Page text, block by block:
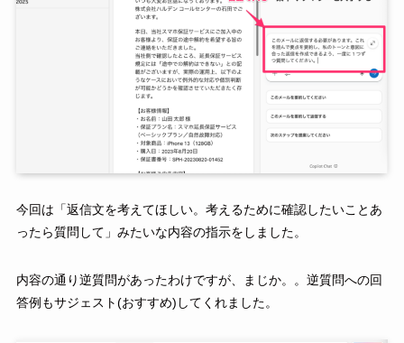
今回は「返信文を考えてほしい。考えるために確認したいことあ
ったら質問して」みたいな内容の指示をしました。
内容の通り逆質問があったわけですが、まじか。。逆質問への回
答例もサジェスト(おすすめ)してくれました。